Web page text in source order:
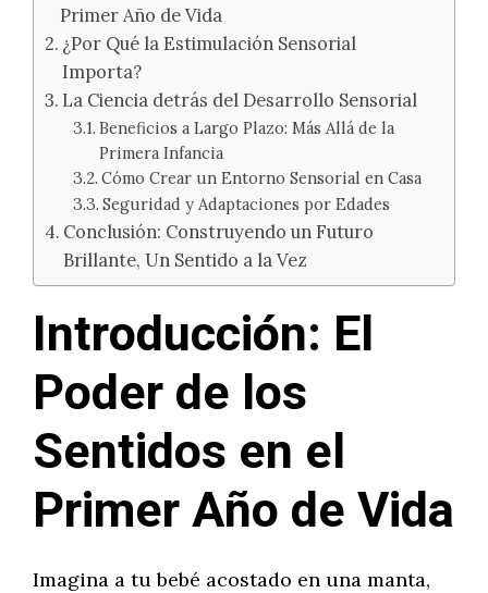
Primer Año de Vida
¿Por Qué la Estimulación Sensorial
Importa?
La Ciencia detrás del Desarrollo Sensorial
Beneficios a Largo Plazo: Más Allá de la
Primera Infancia
Cómo Crear un Entorno Sensorial en Casa
Seguridad y Adaptaciones por Edades
Conclusión: Construyendo un Futuro
Brillante, Un Sentido a la Vez
Introducción: El
Poder de los
Sentidos en el
Primer Año de Vida
Imagina a tu bebé acostado en una manta,